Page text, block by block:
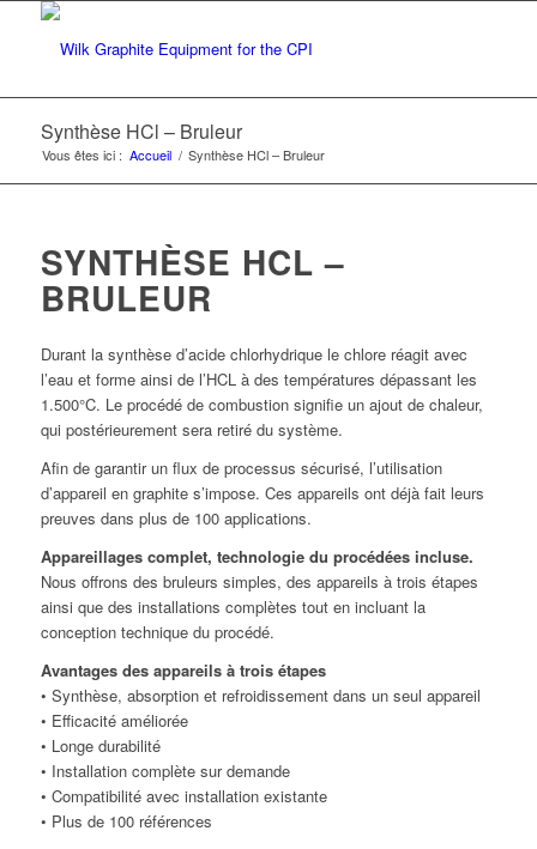
Synthèse HCl – Bruleur
Vous êtes ici : Accueil / Synthèse HCl – Bruleur
SYNTHÈSE HCL –
BRULEUR
Durant la synthèse d’acide chlorhydrique le chlore réagit avec
l’eau et forme ainsi de l’HCL à des températures dépassant les
1.500°C. Le procédé de combustion signifie un ajout de chaleur,
qui postérieurement sera retiré du système.
Afin de garantir un flux de processus sécurisé, l’utilisation
d’appareil en graphite s’impose. Ces appareils ont déjà fait leurs
preuves dans plus de 100 applications.
Appareillages complet, technologie du procédées incluse.
Nous offrons des bruleurs simples, des appareils à trois étapes
ainsi que des installations complètes tout en incluant la
conception technique du procédé.
Avantages des appareils à trois étapes
• Synthèse, absorption et refroidissement dans un seul appareil
• Efficacité améliorée
• Longe durabilité
• Installation complète sur demande
• Compatibilité avec installation existante
• Plus de 100 références